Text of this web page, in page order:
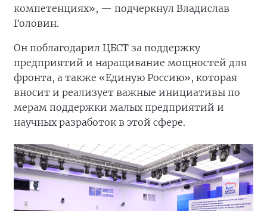
компетенциях», — подчеркнул Владислав
Головин.
Он поблагодарил ЦБСТ за поддержку
предприятий и наращивание мощностей для
фронта, а также «Единую Россию», которая
вносит и реализует важные инициативы по
мерам поддержки малых предприятий и
научных разработок в этой сфере.